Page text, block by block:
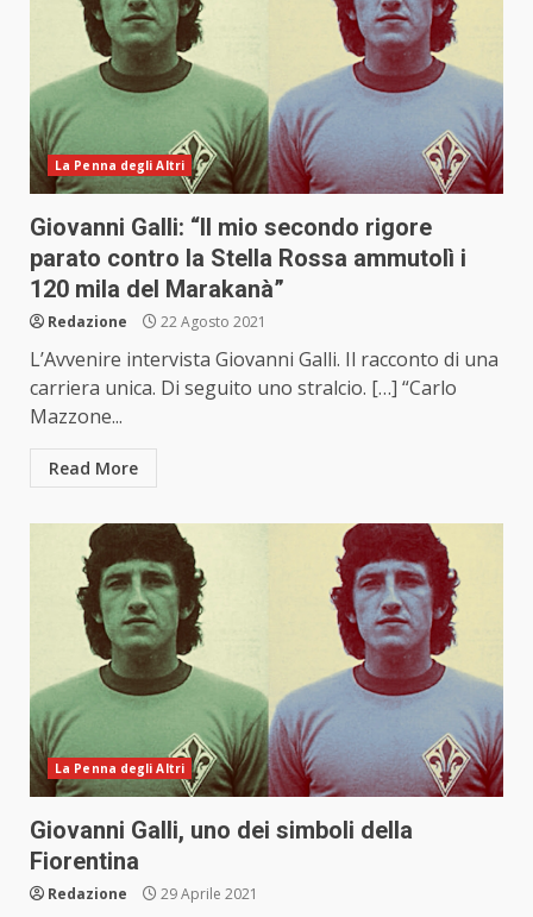
La Penna degli Altri
Giovanni Galli: “Il mio secondo rigore
parato contro la Stella Rossa ammutolì i
120 mila del Marakanà”
Redazione 22 Agosto 2021
L’Avvenire intervista Giovanni Galli. Il racconto di una
carriera unica. Di seguito uno stralcio. […] “Carlo
Mazzone...
Read More
La Penna degli Altri
Giovanni Galli, uno dei simboli della
Fiorentina
Redazione 29 Aprile 2021